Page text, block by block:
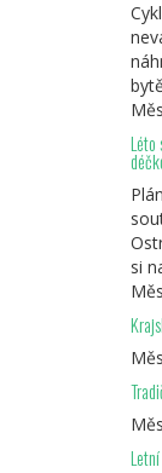
Léto
si